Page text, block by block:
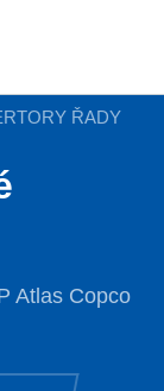
ŘADY
Atlas Copco